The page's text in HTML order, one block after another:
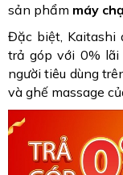
sản phẩm máy
Đặc biệt, Kaitashi
trả góp với 0% lãi
người tiêu dùng
và ghế massage